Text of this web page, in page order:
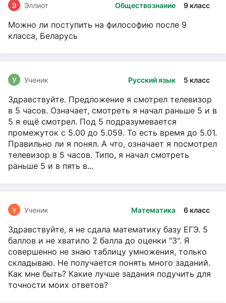
Обществознание 9 класс
Э Эллиот
Можно ли поступить на философию после 9
класса, Беларусь
Русский язык 5 класс
У Ученик
Здравствуйте. Предложение я смотрел телевизор
в 5 часов. Означает, смотреть я начал раньше 5 и в
5 я ещё смотрел. Под 5 подразумевается
промежуток с 5.00 до 5.059. То есть время до 5.01.
Правильно ли я понял. А что, означает я посмотрел
телевизор в 5 часов. Типо, я начал смотреть
раньше 5 и в пять в...
Математика 6 класс
У Ученик
Здравствуйте, я не сдала математику базу ЕГЭ. 5
баллов и не хватило 2 балла до оценки "3". Я
совершенно не знаю таблицу умножения, только
складываю. Не получается понять много заданий.
Как мне быть? Какие лучше задания подучить для
точности моих ответов?